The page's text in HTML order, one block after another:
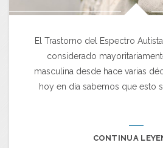
El Trastorno del Espectro
considerado
masculina desde hace varias
hoy en día sabemos que esto
CONTINUA